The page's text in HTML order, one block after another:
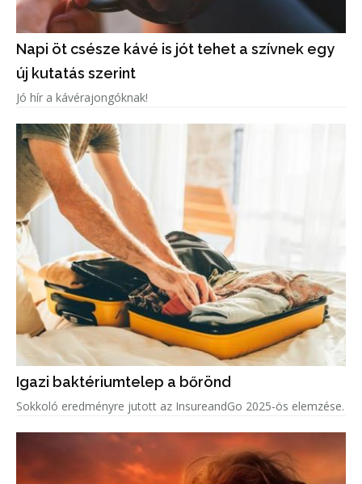
Napi öt csésze kávé is jót tehet a szívnek egy
új kutatás szerint
Jó hír a kávérajongóknak!
Igazi baktériumtelep a bőrönd
Sokkoló eredményre jutott az InsureandGo 2025-ös elemzése.